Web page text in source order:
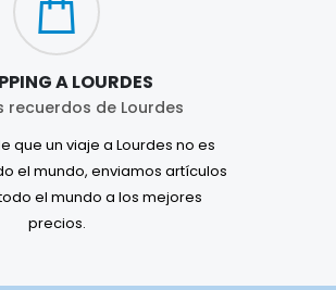
A LOURDES
recuerdos de Lourdes
que un viaje a Lourdes no es
el mundo, enviamos artículos
el mundo a los mejores
precios.